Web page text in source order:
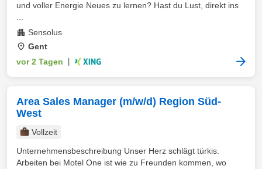
und voller Energie Neues zu lernen? Hast du Lust, direkt ins
Sensolus
Gent
vor 2 Tagen
Area Sales Manager (m/w/d) Region Süd-
West
Vollzeit
Unternehmensbeschreibung Unser Herz schlägt türkis.
Arbeiten bei Motel One ist wie zu Freunden kommen, wo